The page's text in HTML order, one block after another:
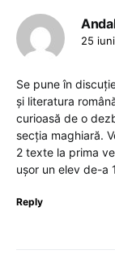
25
Se pune în
și literatura
curioasă de o
secția maghiară.
2 texte la prima
ușor un elev de-a
Reply